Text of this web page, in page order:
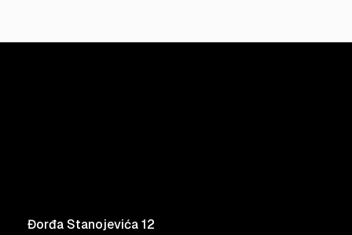
Đorđa Stanojevića 12